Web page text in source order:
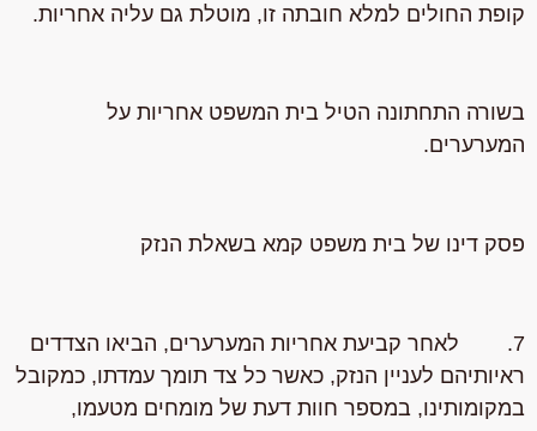
קופת החולים למלא חובתה זו, מוטלת גם עליה אחריות.
בשורה התחתונה הטיל בית המשפט אחריות על
המערערים.
פסק דינו של בית משפט קמא בשאלת הנזק
7. לאחר קביעת אחריות המערערים, הביאו הצדדים
ראיותיהם לעניין הנזק, כאשר כל צד תומך עמדתו, כמקובל
במקומותינו, במספר חוות דעת של מומחים מטעמו,